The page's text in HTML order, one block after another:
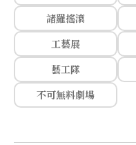
諸羅搖滾
工藝展
藝工隊
不可無料劇場